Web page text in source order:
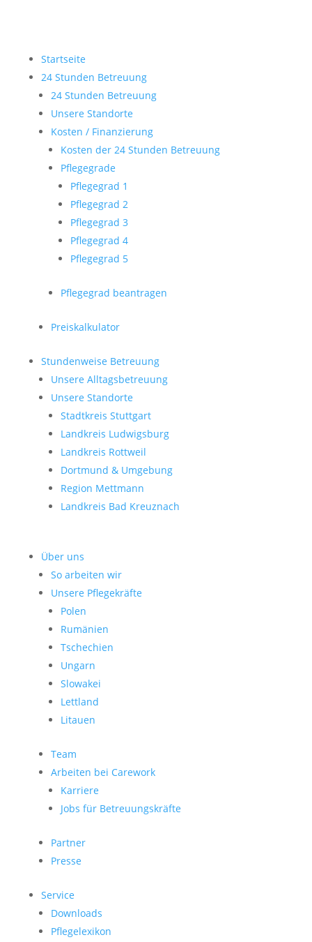
Startseite
24 Stunden Betreuung
24 Stunden Betreuung
Unsere Standorte
Kosten / Finanzierung
Kosten der 24 Stunden Betreuung
Pflegegrade
Pflegegrad 1
Pflegegrad 2
Pflegegrad 3
Pflegegrad 4
Pflegegrad 5
Pflegegrad beantragen
Preiskalkulator
Stundenweise Betreuung
Unsere Alltagsbetreuung
Unsere Standorte
Stadtkreis Stuttgart
Landkreis Ludwigsburg
Landkreis Rottweil
Dortmund & Umgebung
Region Mettmann
Landkreis Bad Kreuznach
Über uns
So arbeiten wir
Unsere Pflegekräfte
Polen
Rumänien
Tschechien
Ungarn
Slowakei
Lettland
Litauen
Team
Arbeiten bei Carework
Karriere
Jobs für Betreuungskräfte
Partner
Presse
Service
Downloads
Pflegelexikon